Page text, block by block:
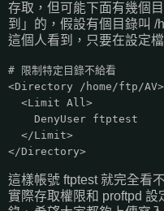
存取，但可能下面有幾個
到」的，假設有個目錄叫 /
這個人看到，只要在設定
# 限制特定目錄不給看
<Directory /home/ftp/AV>
<Limit All>
DenyUser ftptest
</Limit>
</Directory>
這樣帳號 ftptest 就完全看
實際存取權限和 proftpd 設